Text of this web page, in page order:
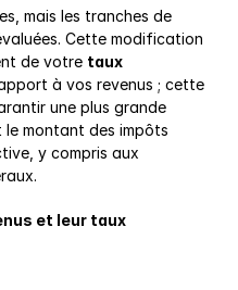
mais les tranches de
Cette modification
de votre taux
à vos revenus ; cette
une plus grande
montant des impôts
y compris aux
et leur taux